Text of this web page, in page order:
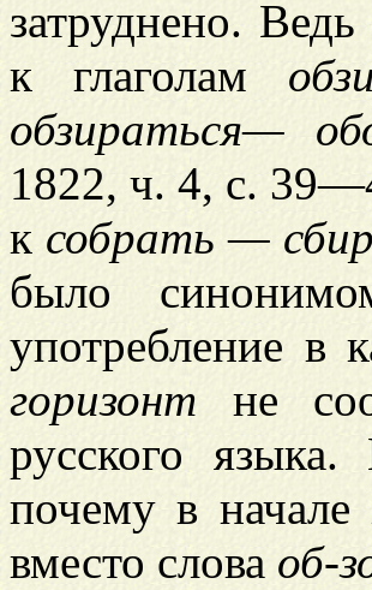
затруднено. Ведь
к глаголам
обзираться—
1822, ч. 4, с.
к собрать —
было
употребление в
горизонт не
русского
почему в
вместо слова об-